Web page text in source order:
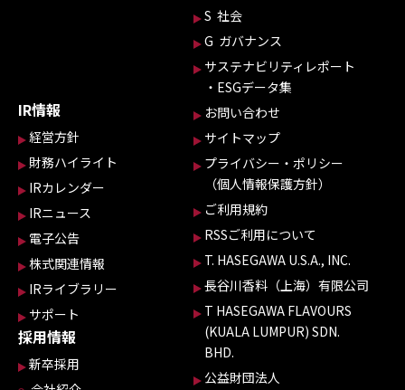
S 社会
G ガバナンス
サステナビリティレポート
・ESGデータ集
IR情報
経営方針
財務ハイライト
IRカレンダー
IRニュース
電子公告
株式関連情報
IRライブラリー
サポート
採用情報
新卒採用
お問い合わせ
サイトマップ
プライバシー・ポリシー
（個人情報保護方針）
ご利用規約
RSSご利用について
T. HASEGAWA U.S.A., INC.
長谷川香料（上海）有限公司
T HASEGAWA FLAVOURS
(KUALA LUMPUR) SDN.
BHD.
公益財団法人